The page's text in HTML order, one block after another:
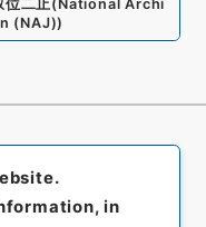
位二止(National Archi
(NAJ))
in